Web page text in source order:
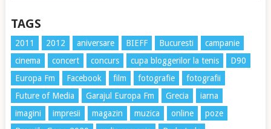
TAGS
2011 2012 aniversare BIEFF Bucuresti
campanie
cinema
concert concurs cupa bloggerilor la tenis
D90
Europa Fm
Facebook film fotografie
fotografii
Future of Media
Garajul Europa Fm Grecia
iarna
imagini
impresii magazin muzica online
poze